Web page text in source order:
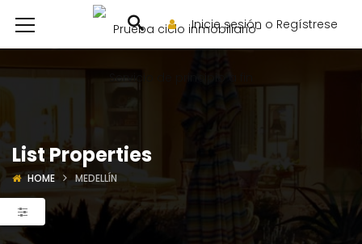
Inicie sesión o Regístrese
List Properties
HOME MEDELLÍN